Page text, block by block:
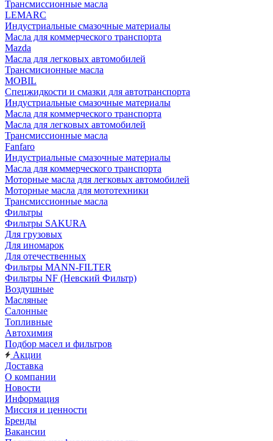
Трансмиссионные масла
LEMARC
Индустриальные смазочные материалы
Масла для коммерческого транспорта
Mazda
Масла для легковых автомобилей
Трансмисионные масла
MOBIL
Cпецжидкости и смазки для автотранспорта
Индустриальные смазочные материалы
Масла для коммерческого транспорта
Масла для легковых автомобилей
Трансмиссионные масла
Fanfaro
Индустриальные смазочные материалы
Масла для коммерческого транспорта
Моторные масла для легковых автомобилей
Моторные масла для мототехники
Трансмиссионные масла
Фильтры
Фильтры SAKURA
Для грузовых
Для иномарок
Для отечественных
Фильтры MANN-FILTER
Фильтры NF (Невский Фильтр)
Воздушные
Масляные
Салонные
Топливные
Автохимия
Подбор масел и фильтров
Акции
Доставка
О компании
Новости
Информация
Миссия и ценности
Бренды
Вакансии